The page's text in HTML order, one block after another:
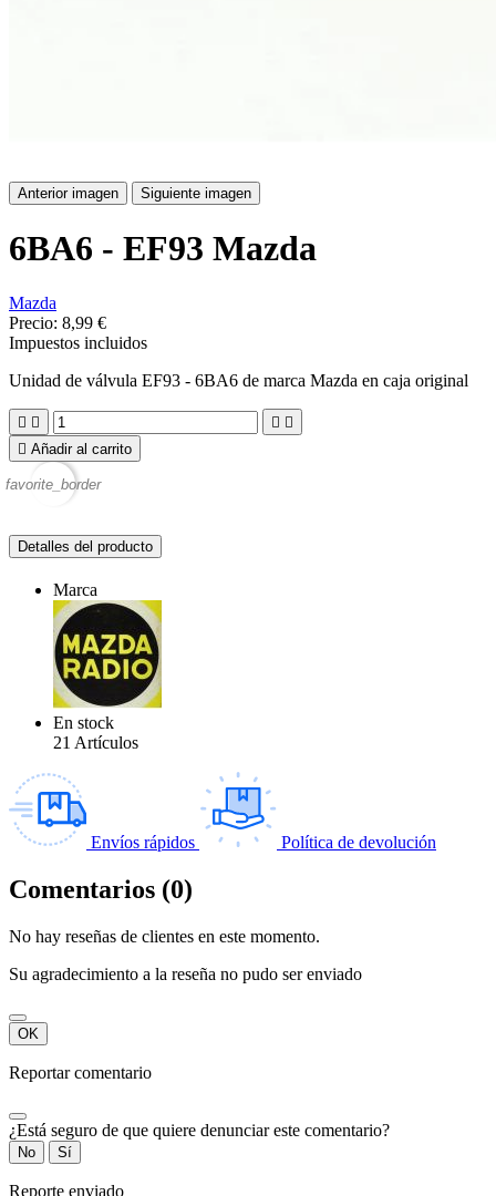
Anterior imagen Siguiente imagen
6BA6 - EF93 Mazda
Mazda
Precio: 8,99 €
Impuestos incluidos
Unidad de válvula EF93 - 6BA6 de marca Mazda en caja original
   
 Añadir al carrito
favorite_border
Detalles del producto
Marca
En stock
21 Artículos
Envíos rápidos Política de devolución
Comentarios (0)
No hay reseñas de clientes en este momento.
Su agradecimiento a la reseña no pudo ser enviado
OK
Reportar comentario
¿Está seguro de que quiere denunciar este comentario?
No Sí
Reporte enviado